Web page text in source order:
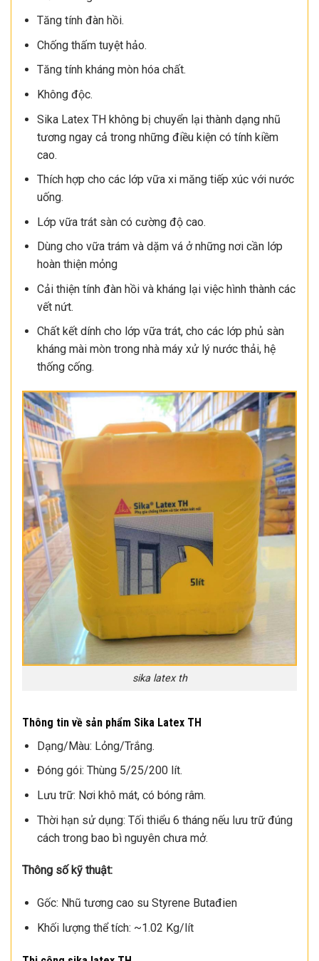
Tăng tính đàn hồi.
Chống thấm tuyệt hảo.
Tăng tính kháng mòn hóa chất.
Không độc.
Sika Latex TH không bị chuyển lại thành dạng nhũ
tương ngay cả trong những điều kiện có tính kiềm
cao.
Thích hợp cho các lớp vữa xi măng tiếp xúc với nước
uống.
Lớp vữa trát sàn có cường độ cao.
Dùng cho vữa trám và dặm vá ở những nơi cần lớp
hoàn thiện mỏng
Cải thiện tính đàn hồi và kháng lại việc hình thành các
vết nứt.
Chất kết dính cho lớp vữa trát, cho các lớp phủ sàn
kháng mài mòn trong nhà máy xử lý nước thải, hệ
thống cống.
sika latex th
Thông tin về sản phẩm Sika Latex TH
Dạng/Màu: Lỏng/Trắng.
Đóng gói: Thùng 5/25/200 lít.
Lưu trữ: Nơi khô mát, có bóng râm.
Thời hạn sử dụng: Tối thiểu 6 tháng nếu lưu trữ đúng
cách trong bao bì nguyên chưa mở.
Thông số kỹ thuật:
Gốc: Nhũ tương cao su Styrene Butađien
Khối lượng thể tích: ~1.02 Kg/lít